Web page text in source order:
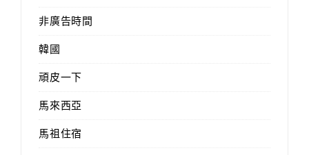
非廣告時間
韓國
頑皮一下
馬來西亞
馬祖住宿